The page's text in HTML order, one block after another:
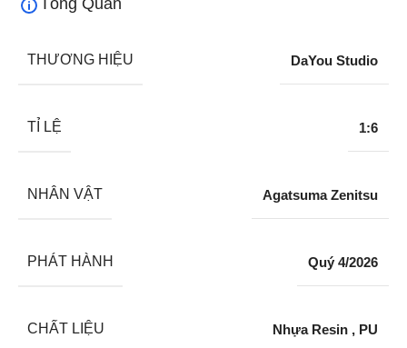
Tổng Quan
THƯƠNG HIỆU DaYou Studio
TỈ LỆ 1:6
NHÂN VẬT Agatsuma Zenitsu
PHÁT HÀNH Quý 4/2026
CHẤT LIỆU Nhựa Resin , PU